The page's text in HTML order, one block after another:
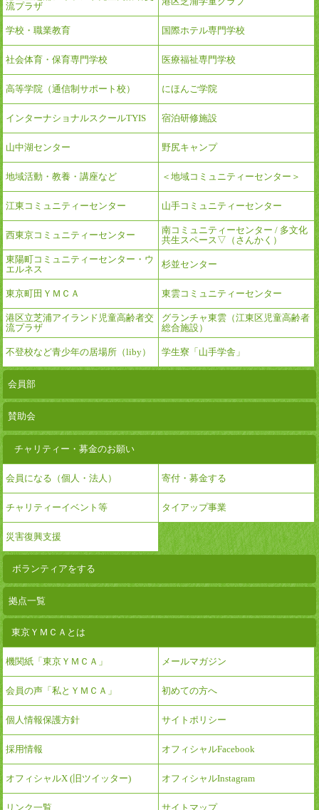
流プラザ
学校・職業教育 国際ホテル専門学校
社会体育・保育専門学校 医療福祉専門学校
高等学院（通信制サポート校） にほんご学院
インターナショナルスクールTYIS 宿泊研修施設
山中湖センター 野尻キャンプ
地域活動・教養・講座など ＜地域コミュニティーセンター＞
江東コミュニティーセンター 山手コミュニティーセンター
西東京コミュニティーセンター
南コミュニティーセンター / 多文化
共生スペース▽（さんかく）
東陽町コミュニティーセンター・ウ
エルネス
杉並センター
東京町田ＹＭＣＡ 東雲コミュニティーセンター
港区立芝浦アイランド児童高齢者交
流プラザ
グランチャ東雲（江東区児童高齢者
総合施設）
不登校など青少年の居場所（liby） 学生寮「山手学舎」
会員部
賛助会
チャリティー・募金のお願い
会員になる（個人・法人） 寄付・募金する
チャリティーイベント等 タイアップ事業
災害復興支援
ボランティアをする
拠点一覧
東京ＹＭＣＡとは
機関紙「東京ＹＭＣＡ」 メールマガジン
会員の声「私とＹＭＣＡ」 初めての方へ
個人情報保護方針 サイトポリシー
採用情報 オフィシャルFacebook
オフィシャルX (旧ツイッター) オフィシャルInstagram
リンク一覧 サイトマップ